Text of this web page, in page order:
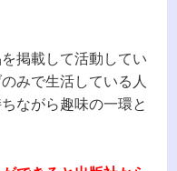
掲載して活動してい
みで生活している人
ながら趣味の一環と